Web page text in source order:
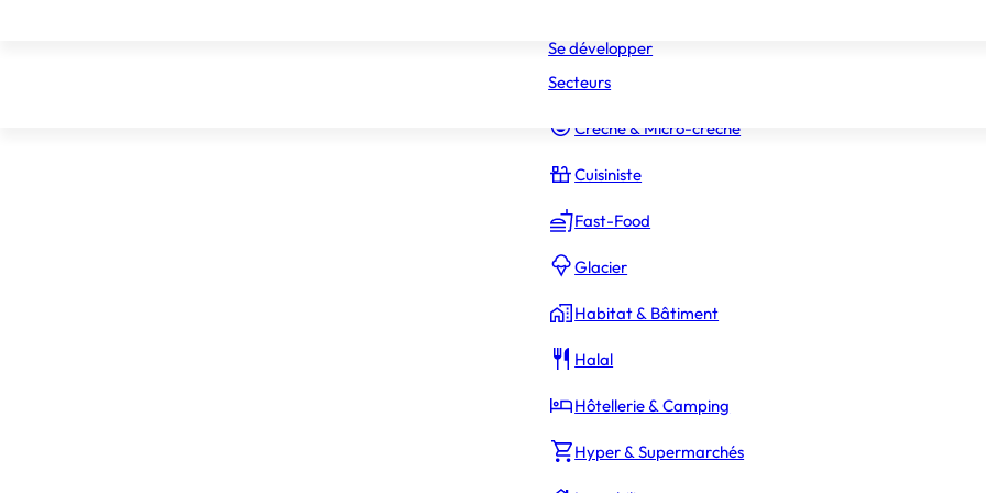
Constructeur Piscines & Spas
Crèche & Micro-crèche
Cuisiniste
Fast-Food
Glacier
Habitat & Bâtiment
Halal
Hôtellerie & Camping
Hyper & Supermarchés
Se développer
Secteurs